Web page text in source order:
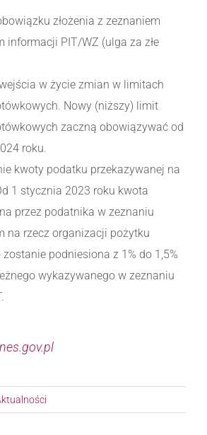
złożenia z zeznaniem
informacji PIT/WZ (ulga za złe
w życie zmian w limitach
Nowy (niższy) limit
zaczną obowiązywać od
roku.
kwoty podatku przekazywanej na
1 stycznia 2023 roku kwota
przez podatnika w zeznaniu
na rzecz organizacji pożytku
podniesiona z 1% do 1,5%
wykazywanego w zeznaniu